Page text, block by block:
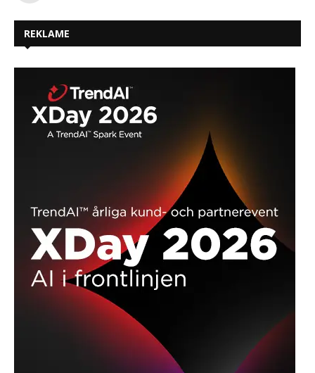
REKLAME